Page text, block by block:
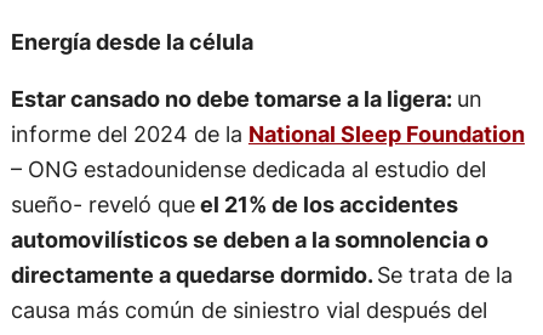
Energía desde la célula
Estar cansado no debe tomarse a la ligera: un
informe del 2024 de la National Sleep Foundation
– ONG estadounidense dedicada al estudio del
sueño- reveló queel 21% de los accidentes
automovilísticos se deben a la somnolencia o
directamente a quedarse dormido.Se trata de la
causa más común de siniestro vial después del